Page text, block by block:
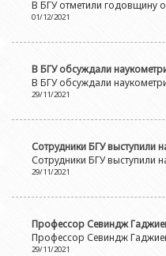
Выпускники БГУ
Образование в БГУ
Перечень
Знаменательные даты в
В БГУ отметили годовщину
01/12/2021
В БГУ обсуждали
В БГУ обсуждали
29/11/2021
Сотрудники БГУ выступили
Сотрудники БГУ выступили
29/11/2021
Профессор Севиндж
Профессор Севиндж
29/11/2021